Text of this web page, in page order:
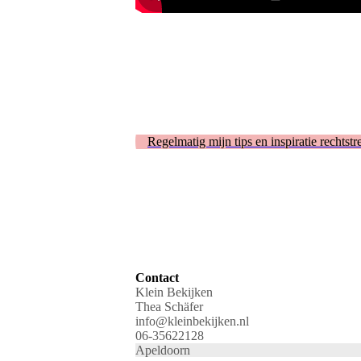
Regelmatig mijn tips en inspiratie
Contact
Klein Bekijken
Thea Schäfer
info@kleinbekijken.nl
06-35622128
Apeldoorn